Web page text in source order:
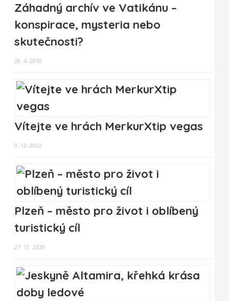
Záhadný archív ve Vatikánu –
konspirace, mysteria nebo
skutečnosti?
28. 4. 2019
Vítejte ve hrách MerkurXtip vegas
9. 12. 2022
Plzeň – město pro život i oblíbený
turistický cíl
27. 11. 2020